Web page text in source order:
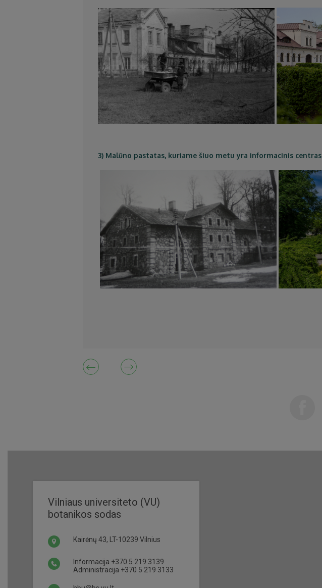
3) Malūno pastatas, kuriame šiuo metu yra informacinis centras
Vilniaus universiteto (VU)
botanikos sodas
Kairėnų 43, LT-10239 Vilnius
Informacija +370 5 219 3139
Administracija +370 5 219 3133